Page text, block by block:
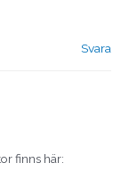
Svara
finns här: